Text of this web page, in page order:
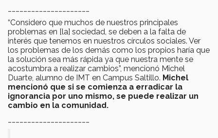
“Considero que muchos de nuestros principales
problemas en [la] sociedad, se deben a la falta de
interés que tenemos en nuestros círculos sociales. Ver
los problemas de los demás como los propios haría que
la solución sea más rápida ya que nuestra mente se
acostumbra a realizar cambios”, mencionó Michel
Duarte, alumno de IMT en Campus Saltillo. Michel
mencionó que si se comienza a erradicar la
ignorancia por uno mismo, se puede realizar un
cambio en la comunidad.